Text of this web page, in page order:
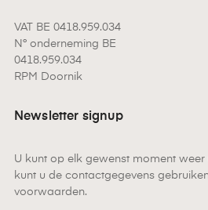
VAT BE 0418.959.034
N° onderneming BE
0418.959.034
RPM Doornik
Newsletter signup
U kunt op elk gewenst moment weer
kunt u de contactgegevens
voorwaarden.